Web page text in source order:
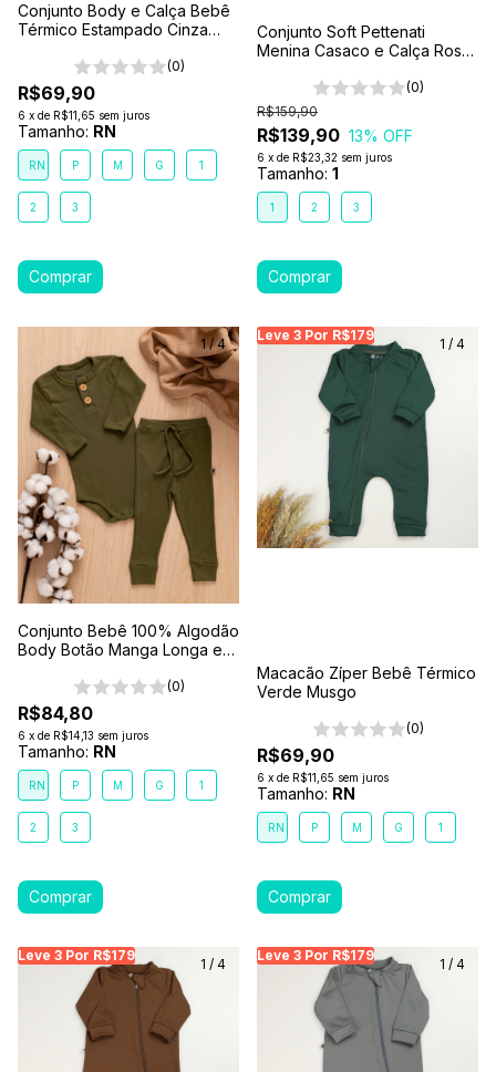
Conjunto Body e Calça Bebê
Térmico Estampado Cinza
(0)
R$69,90
6 x de R$11,65 sem juros
Tamanho: RN
RN P M G 1
2 3
Conjunto Soft Pettenati
Menina Casaco e Calça Rosa
(0)
R$139,90
R$159,90
13% OFF
6 x de R$23,32 sem juros
Tamanho: 1
1 2 3
1/4
Conjunto Bebê 100% Algodão
Body Botão Manga Longa e
(0)
R$84,80
6 x de R$14,13 sem juros
Tamanho: RN
RN P M G 1
2 3
Leve 3 Por R$179
Leve 3 Por R$179
1 / 4
Macacão Zíper Bebê Térmico
Verde Musgo
(0)
R$69,90
6 x de R$11,65 sem juros
Tamanho: RN
RN P M G 1
Leve 3 Por R$179
Leve 3 Por R$179 Leve 3 Por R$179 Leve
1 / 4
Leve 3 Por R$179
Leve 3 Por R$179
1 / 4